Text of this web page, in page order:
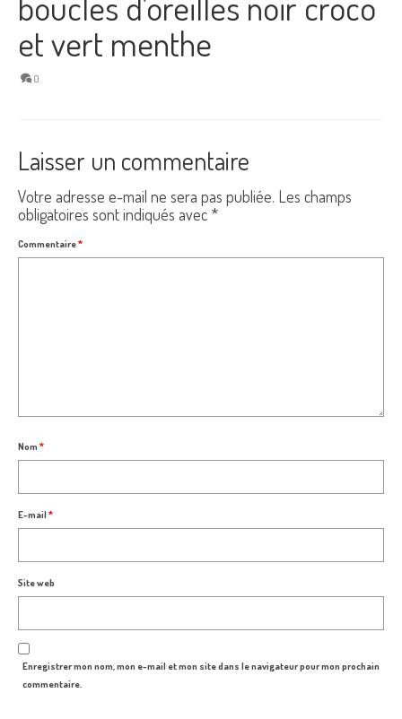
et vert menthe
0
Laisser un commentaire
Votre adresse e-mail ne sera pas publiée. Les champs
obligatoires sont indiqués avec *
Commentaire*
Nom *
E-mail*
Site web
Enregistrer mon nom, mon e-mail et mon site dans le navigateur pour mon prochain
commentaire.